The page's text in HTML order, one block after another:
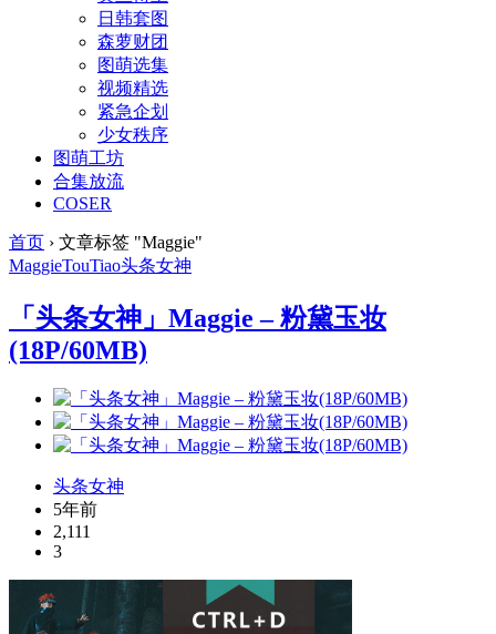
日韩套图
森萝财团
图萌选集
视频精选
紧急企划
少女秩序
图萌工坊
合集放流
COSER
首页 › 文章标签 "Maggie"
MaggieTouTiao头条女神
「头条女神」Maggie – 粉黛玉妆
(18P/60MB)
头条女神
5年前
2,111
3